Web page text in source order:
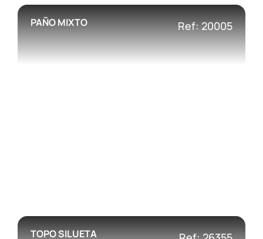
PAÑO MIXTO Ref: 20005
TOPO SILUETA